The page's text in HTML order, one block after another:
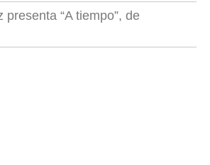
presenta “A tiempo”, de